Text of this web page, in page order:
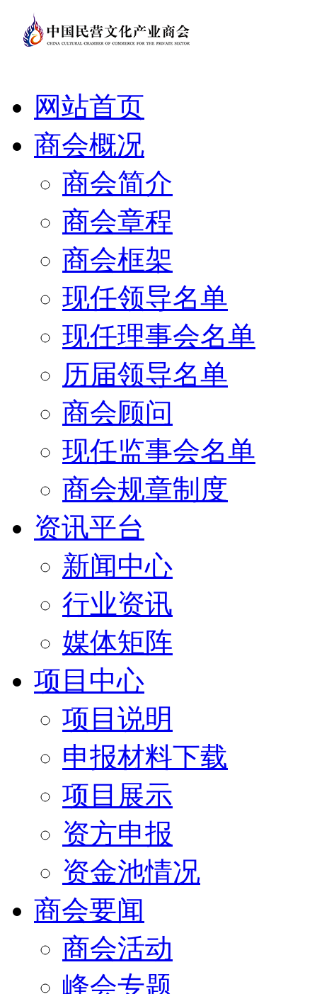
网站首页
商会概况
商会简介
商会章程
商会框架
现任领导名单
现任理事会名单
历届领导名单
商会顾问
现任监事会名单
商会规章制度
资讯平台
新闻中心
行业资讯
媒体矩阵
项目中心
项目说明
申报材料下载
项目展示
资方申报
资金池情况
商会要闻
商会活动
峰会专题